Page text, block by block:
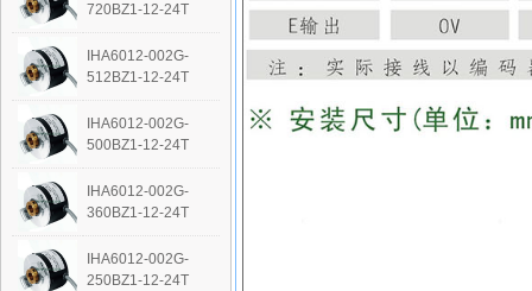
720BZ1-12-24T
IHA6012-002G-
512BZ1-12-24T
IHA6012-002G-
500BZ1-12-24T
IHA6012-002G-
360BZ1-12-24T
IHA6012-002G-
250BZ1-12-24T